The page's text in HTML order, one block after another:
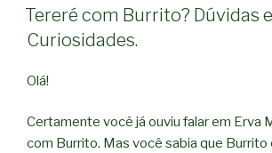
EM
Tereré com Burrito? Dúvidas e
Curiosidades.
Olá!
Certamente você já ouviu falar em Erva
com Burrito. Mas você sabia que Burrito